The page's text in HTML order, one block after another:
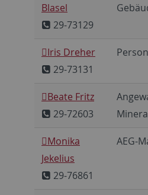
Blasel
29-73129
Iris Dreher
29-73131
Beate Fritz
29-72603
Monika
Jekelius
29-76861
AEG-